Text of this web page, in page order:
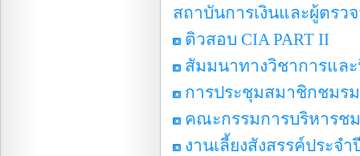
สถาบันการเงินและผู้ตรว
ติวสอบ CIA PART II
สัมมนาทางวิชาการและนิ
การประชุมสมาชิกชมรม
คณะกรรมการบริหารชม
งานเลี้ยงสังสรรค์ประจำ